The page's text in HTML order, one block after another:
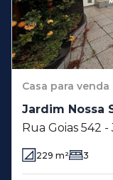
Casa para venda
Jardim Nossa
Rua Goias 542
de Fátima -
229 m² 3